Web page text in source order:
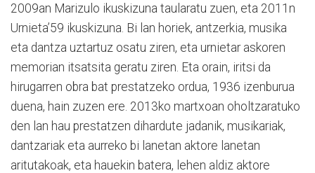
2009an Marizulo ikuskizuna taularatu zuen, eta 2011n
Urnieta’59 ikuskizuna. Bi lan horiek, antzerkia, musika
eta dantza uztartuz osatu ziren, eta urnietar askoren
memorian itsatsita geratu ziren. Eta orain, iritsi da
hirugarren obra bat prestatzeko ordua, 1936 izenburua
duena, hain zuzen ere. 2013ko martxoan oholtzaratuko
den lan hau prestatzen dihardute jadanik, musikariak,
dantzariak eta aurreko bi lanetan aktore lanetan
aritutakoak, eta hauekin batera, lehen aldiz aktore